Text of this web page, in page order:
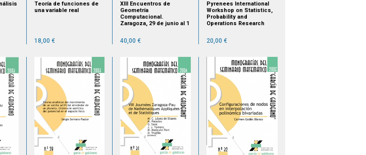
Teoría de funciones de
una variable real
18,00 €
XIII Encuentros de
Geometría
Computacional.
Zaragoza, 29 de junio al 1
40,00 €
Pyrenees International
Workshop on Statistics,
Probability and
Operations Research
20,00 €